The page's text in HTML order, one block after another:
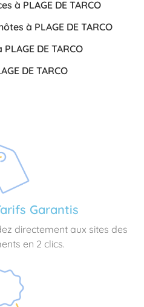
à PLAGE DE TARCO
à PLAGE DE TARCO
DE TARCO
DE TARCO
Garantis
directement aux sites des
en 2 clics.